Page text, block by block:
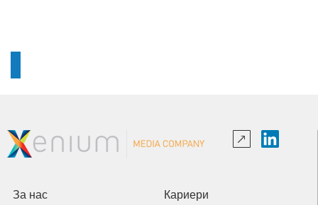
За нас Кариери